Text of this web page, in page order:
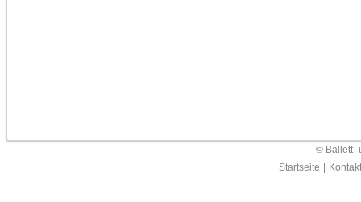
© Ballett-
Startseite
Kontakt